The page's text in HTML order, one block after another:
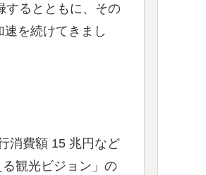
するとともに、その
を続けてきまし
消費額 15 兆円など
観光ビジョン」の